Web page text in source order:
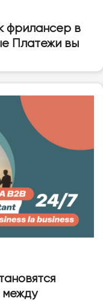
фрилансер в
Платежи вы
между